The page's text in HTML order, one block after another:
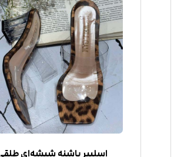
اسلیپر پاشنه شیشه‌ای